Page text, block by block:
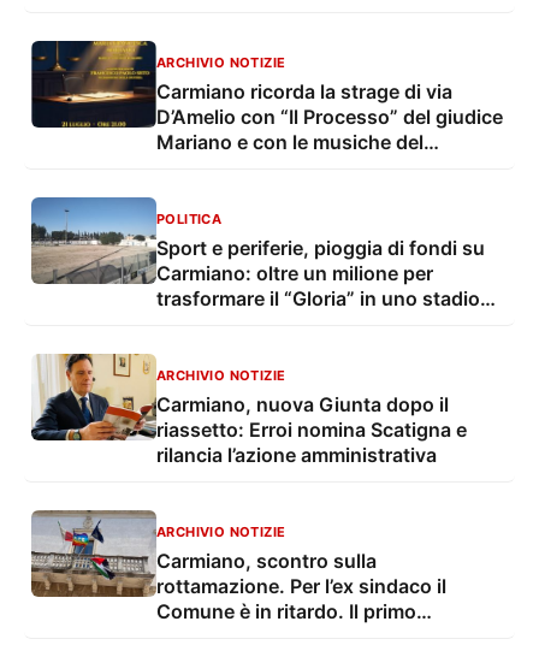
ARCHIVIO NOTIZIE
Carmiano ricorda la strage di via
D’Amelio con “Il Processo” del giudice
Mariano e con le musiche del
POLITICA
Sport e periferie, pioggia di fondi su
Carmiano: oltre un milione per
trasformare il “Gloria” in uno stadio
ARCHIVIO NOTIZIE
Carmiano, nuova Giunta dopo il
riassetto: Erroi nomina Scatigna e
rilancia l’azione amministrativa
ARCHIVIO NOTIZIE
Carmiano, scontro sulla
rottamazione. Per l’ex sindaco il
Comune è in ritardo. Il primo